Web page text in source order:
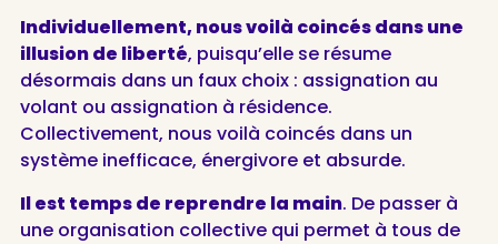
Individuellement, nous voilà coincés dans une
illusion de liberté, puisqu’elle se résume
désormais dans un faux choix : assignation au
volant ou assignation à résidence.
Collectivement, nous voilà coincés dans un
système inefficace, énergivore et absurde.
Il est temps de reprendre la main. De passer à
une organisation collective qui permet à tous de